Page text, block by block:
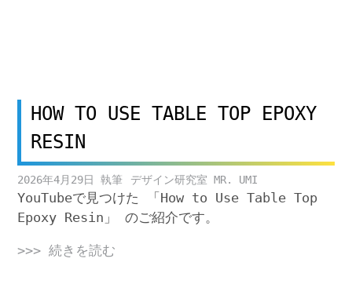
HOW TO USE TABLE TOP EPOXY
RESIN
2026年4月29日 デザイン研究室 MR. UMI
YouTubeで見つけた 「How to Use Table Top
Epoxy Resin」 のご紹介です。
>>> 続きを読む